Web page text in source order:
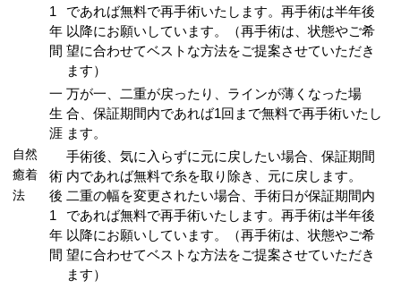
1
年
間
であれば無料で再手術いたします。再手術は半年後
以降にお願いしています。（再手術は、状態やご希
望に合わせてベストな方法をご提案させていただき
ます）
自然
癒着
法
一
生
涯
万が一、二重が戻ったり、ラインが薄くなった場
合、保証期間内であれば1回まで無料で再手術いたし
ます。
術
後
1
年
間
手術後、気に入らずに元に戻したい場合、保証期間
内であれば無料で糸を取り除き、元に戻します。
二重の幅を変更されたい場合、手術日が保証期間内
であれば無料で再手術いたします。再手術は半年後
以降にお願いしています。（再手術は、状態やご希
望に合わせてベストな方法をご提案させていただき
ます）